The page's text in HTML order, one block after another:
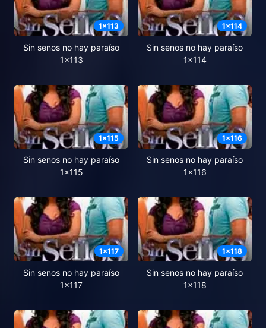
1x113
Sin senos no hay paraíso
1x113
1x114
Sin senos no hay paraíso
1x114
1x115
Sin senos no hay paraíso
1x115
1x116
Sin senos no hay paraíso
1x116
1x117
Sin senos no hay paraíso
1x117
1x118
Sin senos no hay paraíso
1x118